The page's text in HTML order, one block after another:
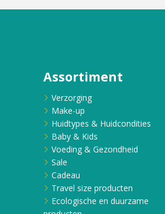
Assortiment
Verzorging
Make-up
Huidtypes & Huidcondities
Baby & Kids
Voeding & Gezondheid
Sale
Cadeau
Travel size producten
Ecologische en duurzame